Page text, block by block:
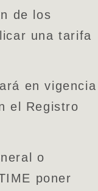
de los
una tarifa
en vigencia
el Registro
o
poner